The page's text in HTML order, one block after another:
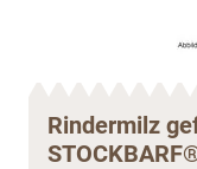
Rindermilz